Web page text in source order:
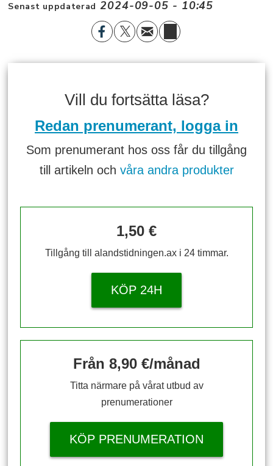
Senast uppdaterad 2024-09-05 - 10:45
Vill du fortsätta läsa?
Redan prenumerant, logga in
Som prenumerant hos oss får du tillgång
till artikeln och våra andra produkter
1,50 €
Tillgång till alandstidningen.ax i 24 timmar.
KÖP 24H
Från 8,90 €/månad
Titta närmare på vårat utbud av
prenumerationer
KÖP PRENUMERATION